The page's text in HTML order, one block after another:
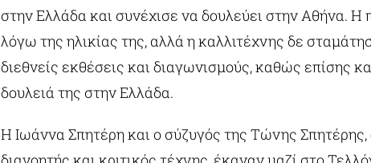
στην Ελλάδα και συνέχισε να δουλεύει στην Αθήνα.
λόγω της ηλικίας της, αλλά η καλλιτέχνης δε
διεθνείς εκθέσεις και διαγωνισμούς, καθώς επίσης
δουλειά της στην Ελλάδα.
Η Ιωάννα Σπητέρη και ο σύζυγός της Τώνης Σπητέρης,